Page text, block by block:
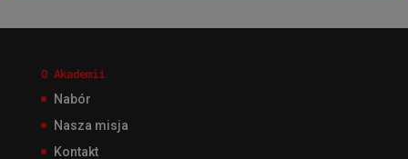
O Akademii
Nabór
Nasza misja
Kontakt